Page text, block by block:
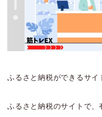
ふるさと納税ができるサイ
ふるさと納税のサイトで、